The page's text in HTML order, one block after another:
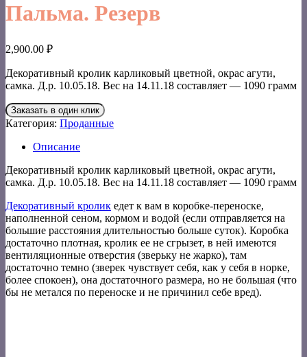
Пальма. Резерв
2,900.00 ₽
Декоративный кролик карликовый цветной, окрас агути,
самка. Д.р. 10.05.18. Вес на 14.11.18 составляет — 1090 грамм
Заказать в один клик
Категория: Проданные
Описание
Декоративный кролик карликовый цветной, окрас агути,
самка. Д.р. 10.05.18. Вес на 14.11.18 составляет — 1090 грамм
Декоративный кролик едет к вам в коробке-переноске,
наполненной сеном, кормом и водой (если отправляется на
большие расстояния длительностью больше суток). Коробка
достаточно плотная, кролик ее не сгрызет, в ней имеются
вентиляционные отверстия (зверьку не жарко), там
достаточно темно (зверек чувствует себя, как у себя в норке,
более спокоен), она достаточного размера, но не большая (что
бы не метался по переноске и не причинил себе вред).